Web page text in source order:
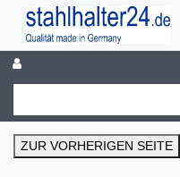
ZUR VORHERIGEN SEITE